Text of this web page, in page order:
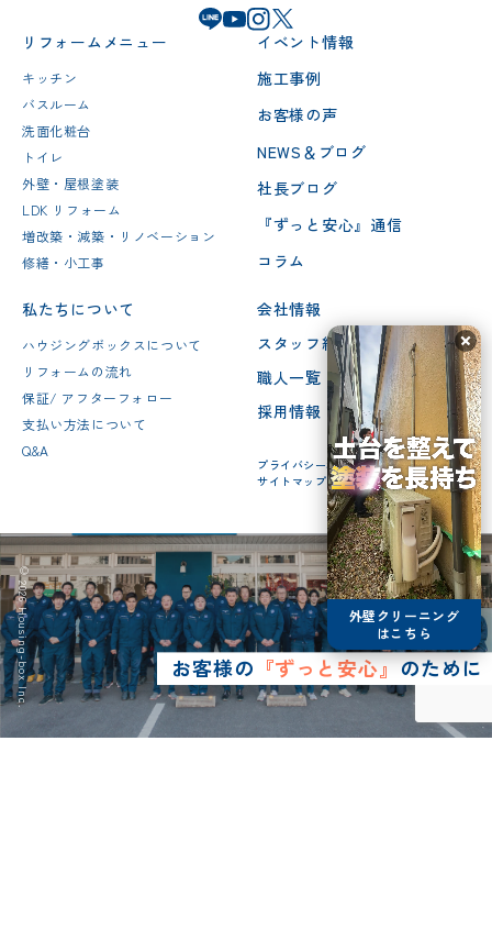
リフォームメニュー
キッチン
バスルーム
洗面化粧台
トイレ
外壁・屋根塗装
LDK リフォーム
増改築・減築・リノベーション
修繕・小工事
イベント情報
施工事例
お客様の声
NEWS＆ブログ
社長ブログ
『ずっと安心』通信
コラム
私たちについて
ハウジングボックスについて
リフォームの流れ
保証/ アフターフォロー
支払い方法について
Q&A
会社情報
スタッフ紹介
職人一覧
採用情報
プライバシーポリシー
サイトマップ
お客様の 『ずっと安心』のために
© 2026 Housing-box Inc.
外壁クリーニング
はこちら